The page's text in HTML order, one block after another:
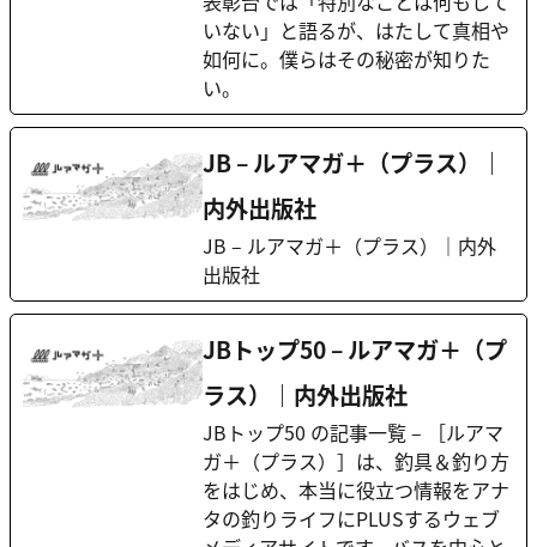
いない」と語るが、はたして真相や
如何に。僕らはその秘密が知りた
い。
JB – ルアマガ＋（プラス）｜
内外出版社
JB – ルアマガ＋（プラス）｜内外
出版社
JBトップ50 – ルアマガ＋（プ
ラス）｜内外出版社
JBトップ50 の記事一覧 – ［ルアマ
ガ＋（プラス）］は、釣具＆釣り方
をはじめ、本当に役立つ情報をアナ
タの釣りライフにPLUSするウェブ